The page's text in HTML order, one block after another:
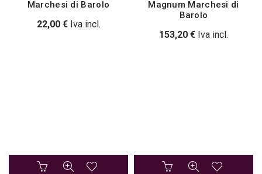
Marchesi di Barolo
22,00 € Iva incl.
Magnum Marchesi di
Barolo
153,20 € Iva incl.